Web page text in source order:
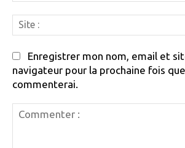
Enregistrer mon nom, email et
navigateur pour la prochaine fois
commenterai.